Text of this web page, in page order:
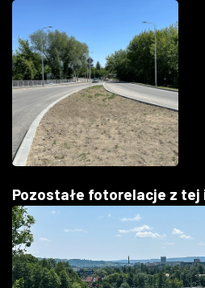
Pozostałe fotorelacje z